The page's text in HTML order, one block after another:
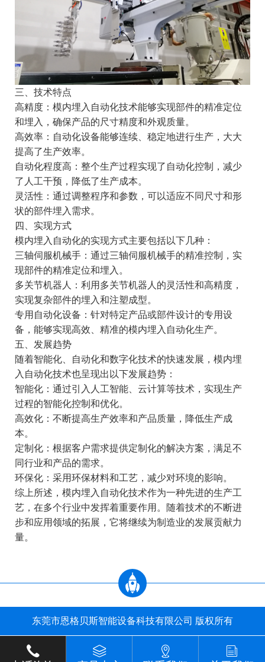
三、技术特点
高精度：模内埋入自动化技术能够实现部件的精准定位
和埋入，确保产品的尺寸精度和外观质量。
高效率：自动化设备能够连续、稳定地进行生产，大大
提高了生产效率。
自动化程度高：整个生产过程实现了自动化控制，减少
了人工干预，降低了生产成本。
灵活性：通过调整程序和参数，可以适应不同尺寸和形
状的部件埋入需求。
四、实现方式
模内埋入自动化的实现方式主要包括以下几种：
三轴伺服机械手：通过三轴伺服机械手的精准控制，实
现部件的精准定位和埋入。
多关节机器人：利用多关节机器人的灵活性和高精度，
实现复杂部件的埋入和注塑成型。
专用自动化设备：针对特定产品或部件设计的专用设
备，能够实现高效、精准的模内埋入自动化生产。
五、发展趋势
随着智能化、自动化和数字化技术的快速发展，模内埋
入自动化技术也呈现出以下发展趋势：
智能化：通过引入人工智能、云计算等技术，实现生产
过程的智能化控制和优化。
高效化：不断提高生产效率和产品质量，降低生产成
本。
定制化：根据客户需求提供定制化的解决方案，满足不
同行业和产品的需求。
环保化：采用环保材料和工艺，减少对环境的影响。
综上所述，模内埋入自动化技术作为一种先进的生产工
艺，在多个行业中发挥着重要作用。随着技术的不断进
步和应用领域的拓展，它将继续为制造业的发展贡献力
量。
东莞市恩格贝斯智能设备科技有限公司 版权所有